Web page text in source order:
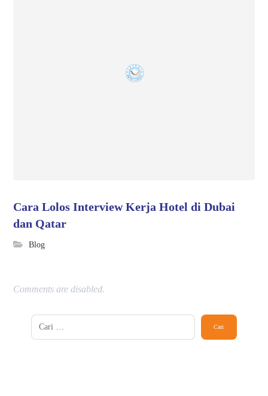
Cara Lolos Interview Kerja Hotel di Dubai
dan Qatar
Blog
Comments are disabled.